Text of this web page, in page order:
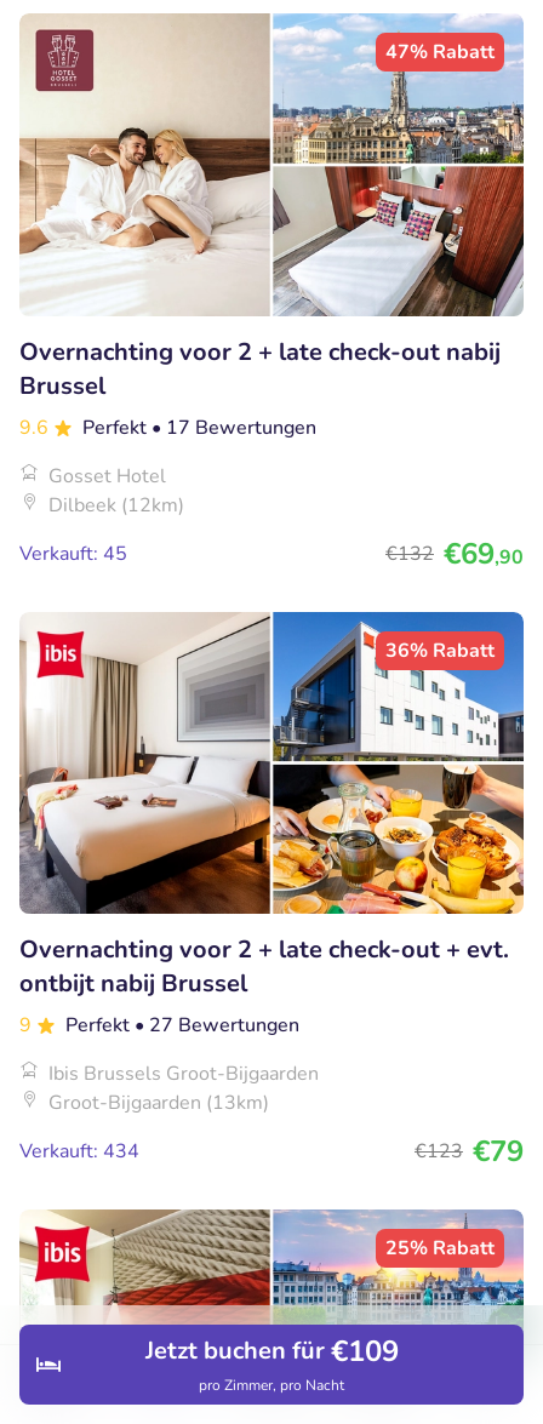
Entdecken Restaurants Buchungen
Jetzt buchen für€109
pro Zimmer, pro Nacht
47% Rabatt
Overnachting voor 2 + late check-out nabij
Brussel
9.6 Perfekt • 17 Bewertungen
Gosset Hotel
Dilbeek (12km)
Verkauft: 45
€132 €69,90
36% Rabatt
Overnachting voor 2 + late check-out + evt.
ontbijt nabij Brussel
9 Perfekt • 27 Bewertungen
Ibis Brussels Groot-Bijgaarden
Groot-Bijgaarden (13km)
Verkauft: 434
€123 €79
25% Rabatt